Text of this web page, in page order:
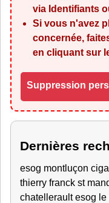
via Identifiants
Si vous n'avez
concernée,
en cliquant sur
Suppression
Dernières
esog montluçon
thierry franck st
chatellerault esog